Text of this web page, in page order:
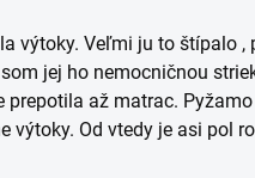
výtoky. Veľmi ju to štípalo ,
jej ho nemocničnou
až matrac.
Od vtedy je asi pol